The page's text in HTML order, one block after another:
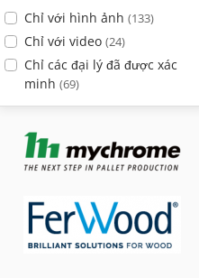
Chỉ với hình ảnh (133)
Chỉ với video (24)
Chỉ các đại lý đã được xác
minh (69)